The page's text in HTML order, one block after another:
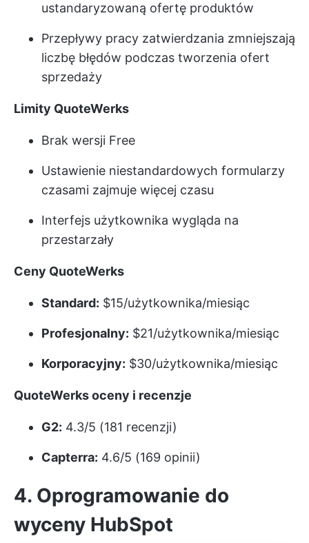
ustandaryzowaną ofertę produktów
Przepływy pracy zatwierdzania zmniejszają
liczbę błędów podczas tworzenia ofert
sprzedaży
Limity QuoteWerks
Brak wersji Free
Ustawienie niestandardowych formularzy
czasami zajmuje więcej czasu
Interfejs użytkownika wygląda na
przestarzały
Ceny QuoteWerks
Standard: $15/użytkownika/miesiąc
Profesjonalny: $21/użytkownika/miesiąc
Korporacyjny: $30/użytkownika/miesiąc
QuoteWerks oceny i recenzje
G2: 4.3/5 (181 recenzji)
Capterra: 4.6/5 (169 opinii)
4. Oprogramowanie do
wyceny HubSpot